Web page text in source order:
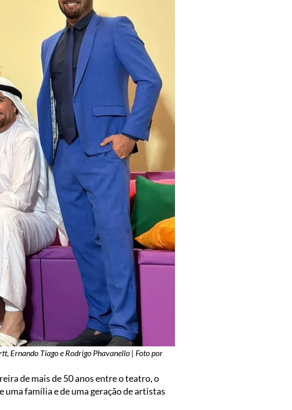
Ernando Tiago e Rodrigo Phavanello | Foto por
de mais de 50 anos entre o teatro, o
uma família e de uma geração de artistas